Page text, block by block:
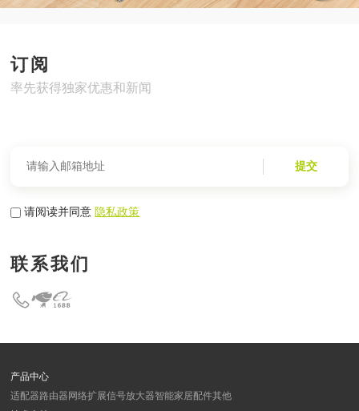
订阅
率先获得独家优惠和新闻
提交
请阅读并同意隐私政策
联系我们
产品中心
适配器路由器 网络扩展信号放大器智能家居配件其他